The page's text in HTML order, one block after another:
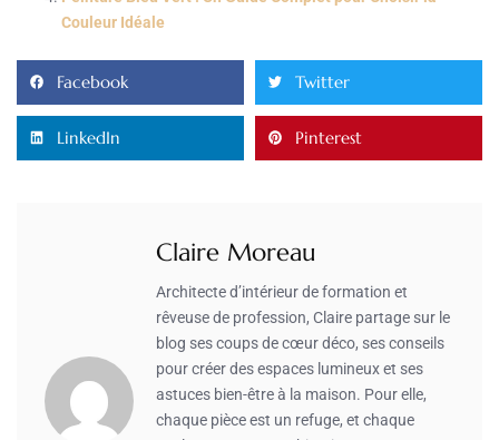
Couleur Idéale
Facebook Twitter
LinkedIn Pinterest
Claire Moreau
Architecte d’intérieur de formation et
rêveuse de profession, Claire partage sur le
blog ses coups de cœur déco, ses conseils
pour créer des espaces lumineux et ses
astuces bien-être à la maison. Pour elle,
chaque pièce est un refuge, et chaque